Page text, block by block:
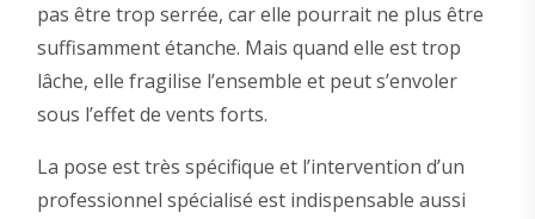
pas être trop serrée, car elle pourrait ne plus être
suffisamment étanche. Mais quand elle est trop
lâche, elle fragilise l’ensemble et peut s’envoler
sous l’effet de vents forts.
La pose est très spécifique et l’intervention d’un
professionnel spécialisé est indispensable aussi